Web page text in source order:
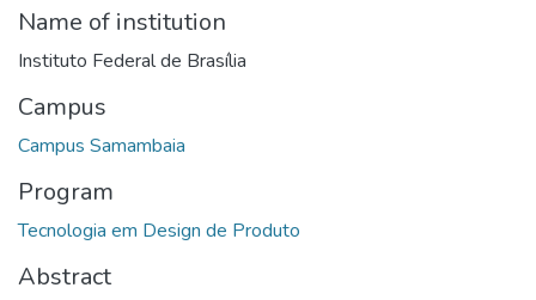
Name of institution
Instituto Federal de Brasília
Campus
Campus Samambaia
Program
Tecnologia em Design de Produto
Abstract